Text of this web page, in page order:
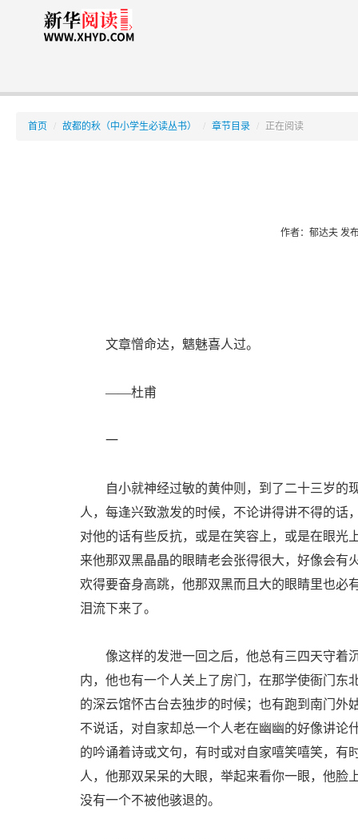
首页 故都的秋（中小学生必读丛书） 章节目录 正在阅读
作者：郁达夫 发
文章憎命达，魑魅喜人过。
——杜甫
一
自小就神经过敏的黄仲则，到了二十三岁的
人，每逢兴致激发的时候，不论讲得讲不得的话
对他的话有些反抗，或是在笑容上，或是在眼光
来他那双黑晶晶的眼睛老会张得很大，好像会
欢得要奋身高跳，他那双黑而且大的眼睛里也必
泪流下来了。
像这样的发泄一回之后，他总有三四天守着
内，他也有一个人关上了房门，在那学使衙门东
的深云馆怀古台去独步的时候；也有跑到南门外
不说话，对自家却总一个人老在幽幽的好像讲论
的吟诵着诗或文句，有时或对自家嘻笑嘻笑，有
人，他那双呆呆的大眼，举起来看你一眼，他脸
没有一个不被他骇退的。